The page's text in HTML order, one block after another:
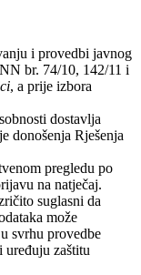
i provedbi javnog
br. 74/10, 142/11 i
, a prije izbora
dostavlja
donošenja Rješenja
pregledu po
na natječaj.
suglasni da
može
svrhu provedbe
uređuju zaštitu